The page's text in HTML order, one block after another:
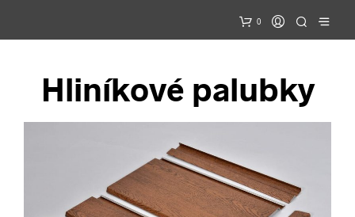
0
Hliníkové palubky